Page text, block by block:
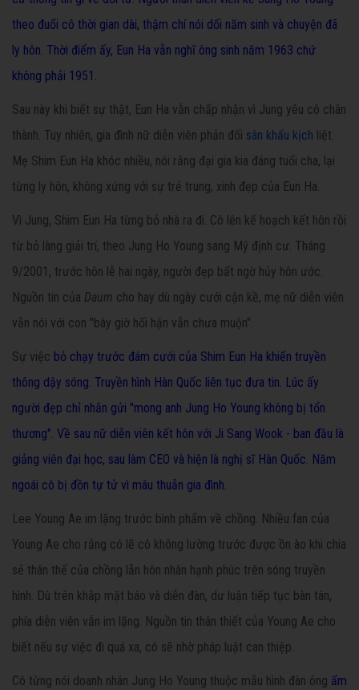
theo đuổi cô thời gian dài, thậm chí nói dối năm sinh và chuyện đã
ly hôn. Thời điểm ấy, Eun Ha vẫn nghĩ ông sinh năm 1963 chứ
không phải 1951.
Sau này khi biết sự thật, Eun Ha vẫn chấp nhận vì Jung yêu cô chân
thành. Tuy nhiên, gia đình nữ diễn viên phản đối sân khấu kịch liệt.
Mẹ Shim Eun Ha khóc nhiều, nói rằng đại gia kia đáng tuổi cha, lại
từng ly hôn, không xứng với sự trẻ trung, xinh đẹp của Eun Ha.
Vì Jung, Shim Eun Ha từng bỏ nhà ra đi. Cô lên kế hoạch kết hôn rồi
từ bỏ làng giải trí, theo Jung Ho Young sang Mỹ định cư. Tháng
9/2001, trước hôn lễ hai ngày, người đẹp bất ngờ hủy hôn ước.
Nguồn tin của Daum cho hay dù ngày cưới cận kề, mẹ nữ diễn viên
vẫn nói với con "bây giờ hối hận vẫn chưa muộn".
Sự việc bỏ chạy trước đám cưới của Shim Eun Ha khiến truyền
thông dậy sóng. Truyền hình Hàn Quốc liên tục đưa tin. Lúc ấy
người đẹp chỉ nhắn gửi "mong anh Jung Ho Young không bị tổn
thương". Về sau nữ diễn viên kết hôn với Ji Sang Wook - ban đầu là
giảng viên đại học, sau làm CEO và hiện là nghị sĩ Hàn Quốc. Năm
ngoái cô bị đồn tự tử vì mâu thuẫn gia đình.
Lee Young Ae im lặng trước bình phẩm về chồng. Nhiều fan của
Young Ae cho rằng có lẽ cô không lường trước được ồn ào khi chia
sẻ thân thế của chồng lẫn hôn nhân hạnh phúc trên sóng truyền
hình. Dù trên khắp mặt báo và diễn đàn, dư luận tiếp tục bàn tán,
phía diễn viên vẫn im lặng. Nguồn tin thân thiết của Young Ae cho
biết nếu sự việc đi quá xa, cô sẽ nhờ pháp luật can thiệp.
Cô từng nói doanh nhân Jung Ho Young thuộc mẫu hình đàn ông ấm